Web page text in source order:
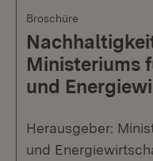
Broschüre
Ministeriums
und
Herausgeber:
und